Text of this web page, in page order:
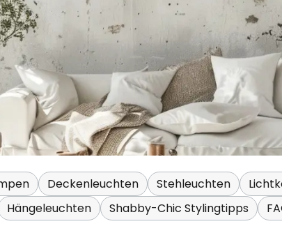
Deckenleuchten Stehleuchten
Hängeleuchten
Shabby-Chic Stylingtipps